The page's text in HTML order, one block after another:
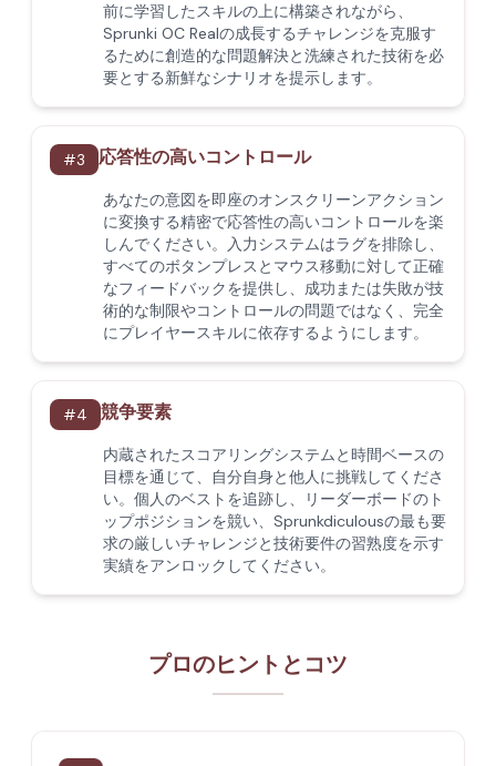
前に学習したスキルの上に構築されながら、
Sprunki OC Realの成長するチャレンジを克服す
るために創造的な問題解決と洗練された技術を必
要とする新鮮なシナリオを提示します。
#3 応答性の高いコントロール
あなたの意図を即座のオンスクリーンアクション
に変換する精密で応答性の高いコントロールを楽
しんでください。入力システムはラグを排除し、
すべてのボタンプレスとマウス移動に対して正確
なフィードバックを提供し、成功または失敗が技
術的な制限やコントロールの問題ではなく、完全
にプレイヤースキルに依存するようにします。
#4 競争要素
内蔵されたスコアリングシステムと時間ベースの
目標を通じて、自分自身と他人に挑戦してくださ
い。個人のベストを追跡し、リーダーボードのト
ップポジションを競い、Sprunkdiculousの最も要
求の厳しいチャレンジと技術要件の習熟度を示す
実績をアンロックしてください。
プロのヒントとコツ